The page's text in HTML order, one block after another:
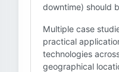
downtime) should
Multiple case
practical
technologies
geographical